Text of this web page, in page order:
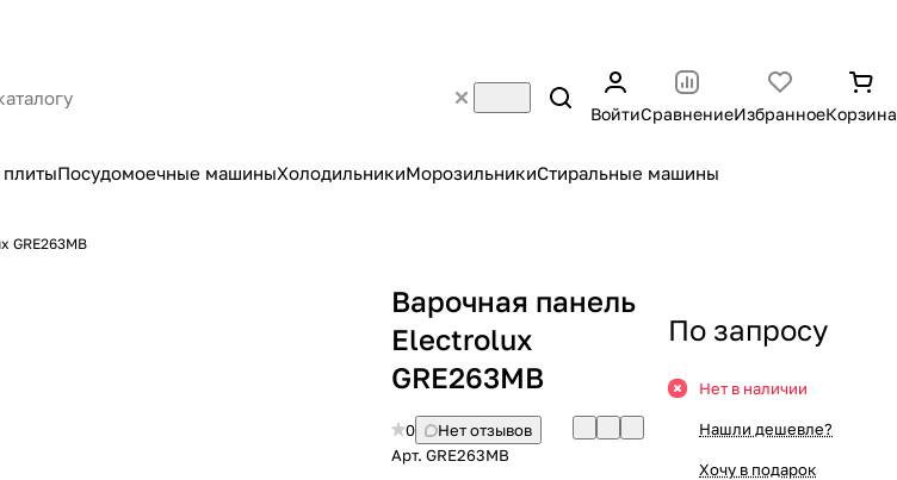
ВойтиСравнениеИзбранноеКорзина
Посудомоечные машиныХолодильникиМорозильникиСтиральные машины
GRE263MB
Варочная панель
Electrolux
GRE263MB
0
Нет отзывов
Арт. GRE263MB
По запросу
Нет в наличии
Нашли дешевле?
Хочу в подарок